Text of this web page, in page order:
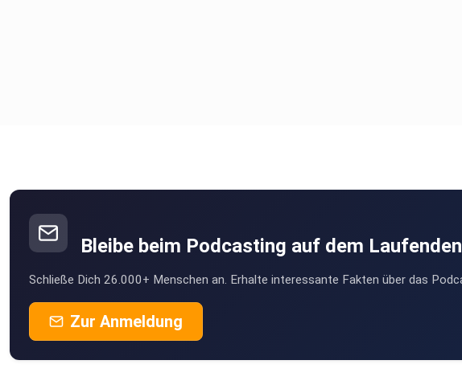
Bleibe beim Podcasting auf dem Laufenden
Schließe Dich 26.000+ Menschen an. Erhalte interessante Fakten über das
Zur Anmeldung